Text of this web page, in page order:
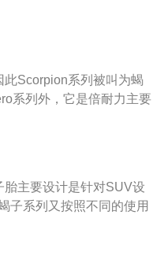
速公路驾驶）条件下的油
面积保证了出色的操控
色的排水性，在潮湿的
，湿地和雪地上的强大
Scorpion系列被叫为蝎
系列外，它是倍耐力主要
Scorpionverdeallseason
设计，在全路况路面行
的很不错；4、它采用了
噪音，提高驾乘的舒适
主要设计是针对SUV设
子系列又按照不同的使用
SC-STR和SC-ZER，城
列产品胎噪由大到小依